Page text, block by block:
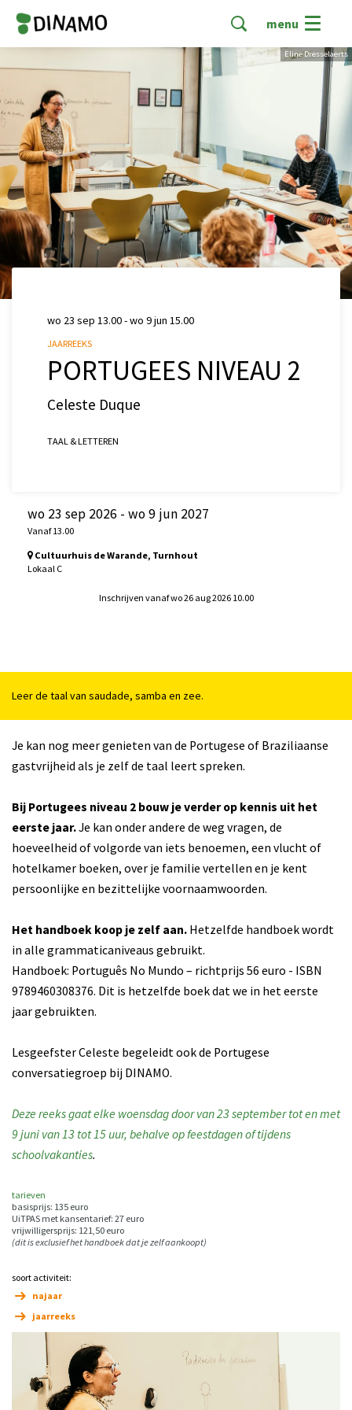
menu
Eline Dresselaerts
PORTUGEES NIVEAU 2
Celeste Duque
JAARREEKS
wo 23 sep 13.00-wo 9 jun 15.00
TAAL & LETTEREN
wo 23 sep 2026 - wo 9 jun 2027
Vanaf 13.00
Cultuurhuis de Warande, Turnhout
Lokaal C
Inschrijven vanaf wo 26 aug 2026 10.00
Leer de taal van saudade, samba en zee.
Je kan nog meer genieten van de Portugese of Braziliaanse
gastvrijheid als je zelf de taal leert spreken.
Bij Portugees niveau 2 bouw je verder op kennis uit het
eerste jaar.Je kan onder andere de weg vragen, de
hoeveelheid of volgorde van iets benoemen, een vlucht of
hotelkamer boeken, over je familie vertellen en je kent
persoonlijke en bezittelijke voornaamwoorden.
Het handboek koop je zelf aan. Hetzelfde handboek wordt
in alle grammaticaniveaus gebruikt.
Handboek: Português No Mundo – richtprijs 56 euro - ISBN
9789460308376. Dit is hetzelfde boek dat we in het eerste
jaar gebruikten.
Lesgeefster Celeste begeleidt ook de Portugese
conversatiegroep bij DINAMO.
Deze reeks gaat elke woensdag door van 23 september tot en met
9 juni van 13 tot 15 uur, behalve op feestdagen of tijdens
schoolvakanties.
tarieven
basisprijs: 135 euro
UiTPAS met kansentarief: 27 euro
vrijwilligersprijs: 121,50 euro
(dit is exclusief het handboek dat je zelf aankoopt)
soort activiteit:
najaar
jaarreeks